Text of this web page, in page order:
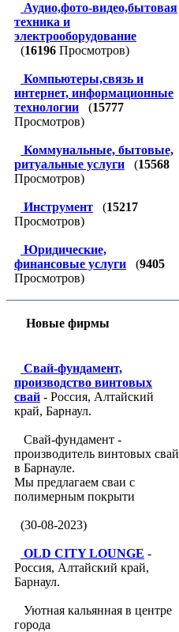
Аудио,фото-видео,бытовая
техника и
электрооборудование
(16196 Просмотров)
Компьютеры,связь и
интернет, информационные
технологии
(15777
Просмотров)
Коммунальные, бытовые,
ритуальные услуги
(15568
Просмотров)
Инструмент (15217
Просмотров)
Юридические,
финансовые услуги
(9405
Просмотров)
Новые фирмы
Свай-фундамент,
производство винтовых
свай - Россия, Алтайский
край, Барнаул.
Свай-фундамент -
производитель винтовых свай
в Барнауле.
Мы предлагаем сваи с
полимерным покрыти
(30-08-2023)
OLD CITY LOUNGE -
Россия, Алтайский край,
Барнаул.
Уютная кальянная в центре
города